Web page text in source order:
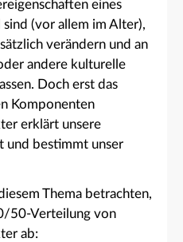
eines
sind (vor allem im Alter),
verändern und an
andere kulturelle
Doch erst das
Komponenten
erklärt unsere
und bestimmt unser
Thema betrachten,
50-Verteilung von
ab: